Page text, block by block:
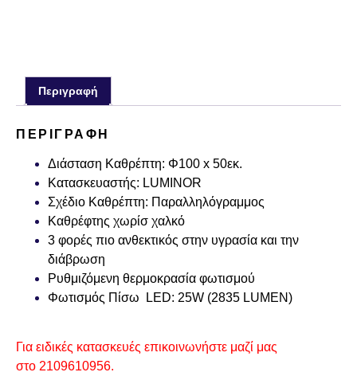
Περιγραφή
ΠΕΡΙΓΡΑΦΉ
Διάσταση Καθρέπτη: Φ100 x 50εκ.
Κατασκευαστής: LUMINOR
Σχέδιο Καθρέπτη: Παραλληλόγραμμος
Καθρέφτης χωρίσ χαλκό
3 φορές πιο ανθεκτικός στην υγρασία και την
διάβρωση
Ρυθμιζόμενη θερμοκρασία φωτισμού
Φωτισμός Πίσω LED: 25W (2835 LUMEN)
Για ειδικές κατασκευές επικοινωνήστε μαζί μας
στο 2109610956.